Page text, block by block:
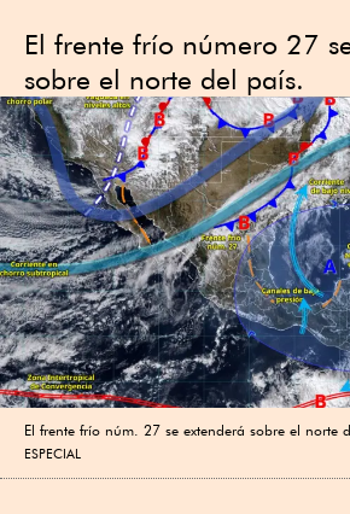
El frente frío número 27
sobre el norte del país.
El frente frío núm. 27 se extenderá sobre el norte
ESPECIAL